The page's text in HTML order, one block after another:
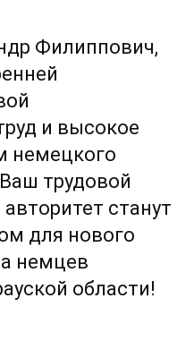
Филиппович,
и высокое
немецкого
трудовой
станут
для нового
немцев
области!